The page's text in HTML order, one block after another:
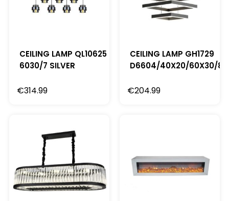
CEILING LAMP QL10625
6030/7 SILVER
€314.99
CEILING LAMP GH1729
D6604/40X20/60X30/
€204.99